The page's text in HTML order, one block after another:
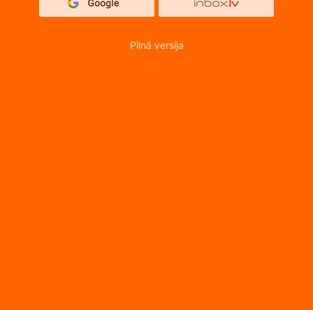
Pilnā versija